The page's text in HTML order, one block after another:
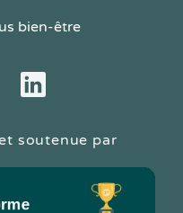
bien-être
LinkedIn
soutenue par